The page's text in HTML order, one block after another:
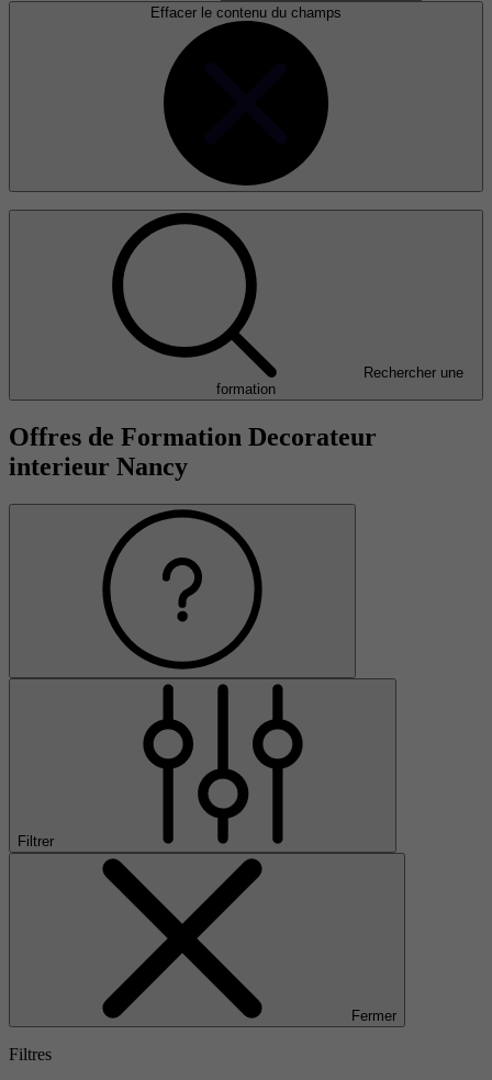
Effacer le contenu du champs
Rechercher une
formation
Offres de Formation Decorateur
interieur Nancy
Filtrer
Fermer
Filtres